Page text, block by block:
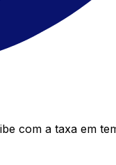
com a taxa em